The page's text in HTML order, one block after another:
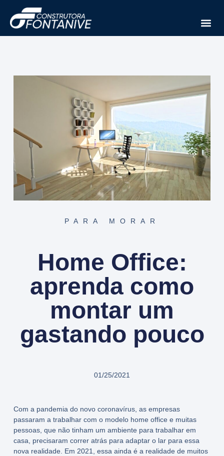
PARA MORAR
Home Office:
aprenda como
montar um
gastando pouco
01/25/2021
Com a pandemia do novo coronavírus, as empresas
passaram a trabalharcom o modelo home officee muitas
pessoas, que não tinham um ambiente para trabalhar em
casa, precisaram correr atrás para adaptar o lar para essa
nova realidade. Em 2021, essa ainda é a realidade de muitos